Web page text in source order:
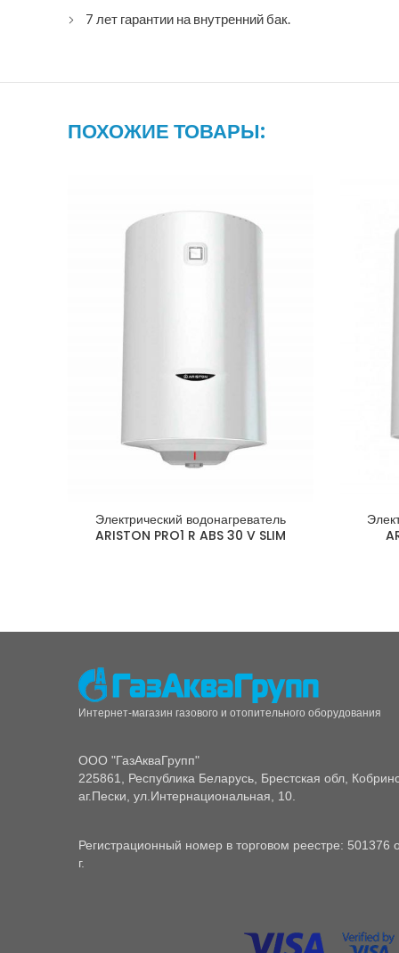
7 лет гарантии на внутренний бак.
ПОХОЖИЕ ТОВАРЫ:
Электрический водонагреватель
ARISTON PRO1 R ABS 30 V SLIM
Интернет-магазин газового и отопительного оборудования
ООО "ГазАкваГрупп"
225861, Республика Беларусь, Брестская обл,
аг.Пески, ул.Интернациональная, 10.
Регистрационный номер в торговом реестре: 501376
г.